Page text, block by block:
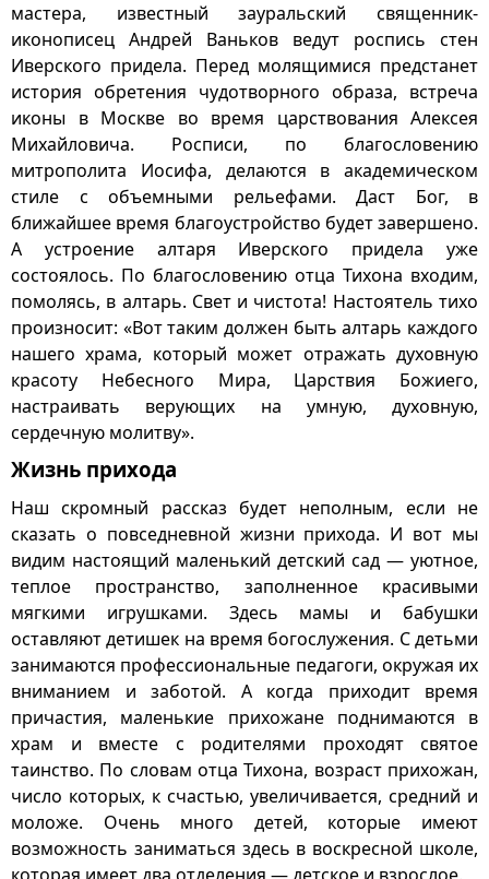
мастера, известный зауральский священник-
иконописец Андрей Ваньков ведут роспись стен
Иверского придела. Перед молящимися предстанет
история обретения чудотворного образа, встреча
иконы в Москве во время царствования Алексея
Михайловича. Росписи, по благословению
митрополита Иосифа, делаются в академическом
стиле с объемными рельефами. Даст Бог, в
ближайшее время благоустройство будет завершено.
А устроение алтаря Иверского придела уже
состоялось. По благословению отца Тихона входим,
помолясь, в алтарь. Свет и чистота! Настоятель тихо
произносит: «Вот таким должен быть алтарь каждого
нашего храма, который может отражать духовную
красоту Небесного Мира, Царствия Божиего,
настраивать верующих на умную, духовную,
сердечную молитву».
Жизнь прихода
Наш скромный рассказ будет неполным, если не
сказать о повседневной жизни прихода. И вот мы
видим настоящий маленький детский сад — уютное,
теплое пространство, заполненное красивыми
мягкими игрушками. Здесь мамы и бабушки
оставляют детишек на время богослужения. С детьми
занимаются профессиональные педагоги, окружая их
вниманием и заботой. А когда приходит время
причастия, маленькие прихожане поднимаются в
храм и вместе с родителями проходят святое
таинство. По словам отца Тихона, возраст прихожан,
число которых, к счастью, увеличивается, средний и
моложе. Очень много детей, которые имеют
возможность заниматься здесь в воскресной школе,